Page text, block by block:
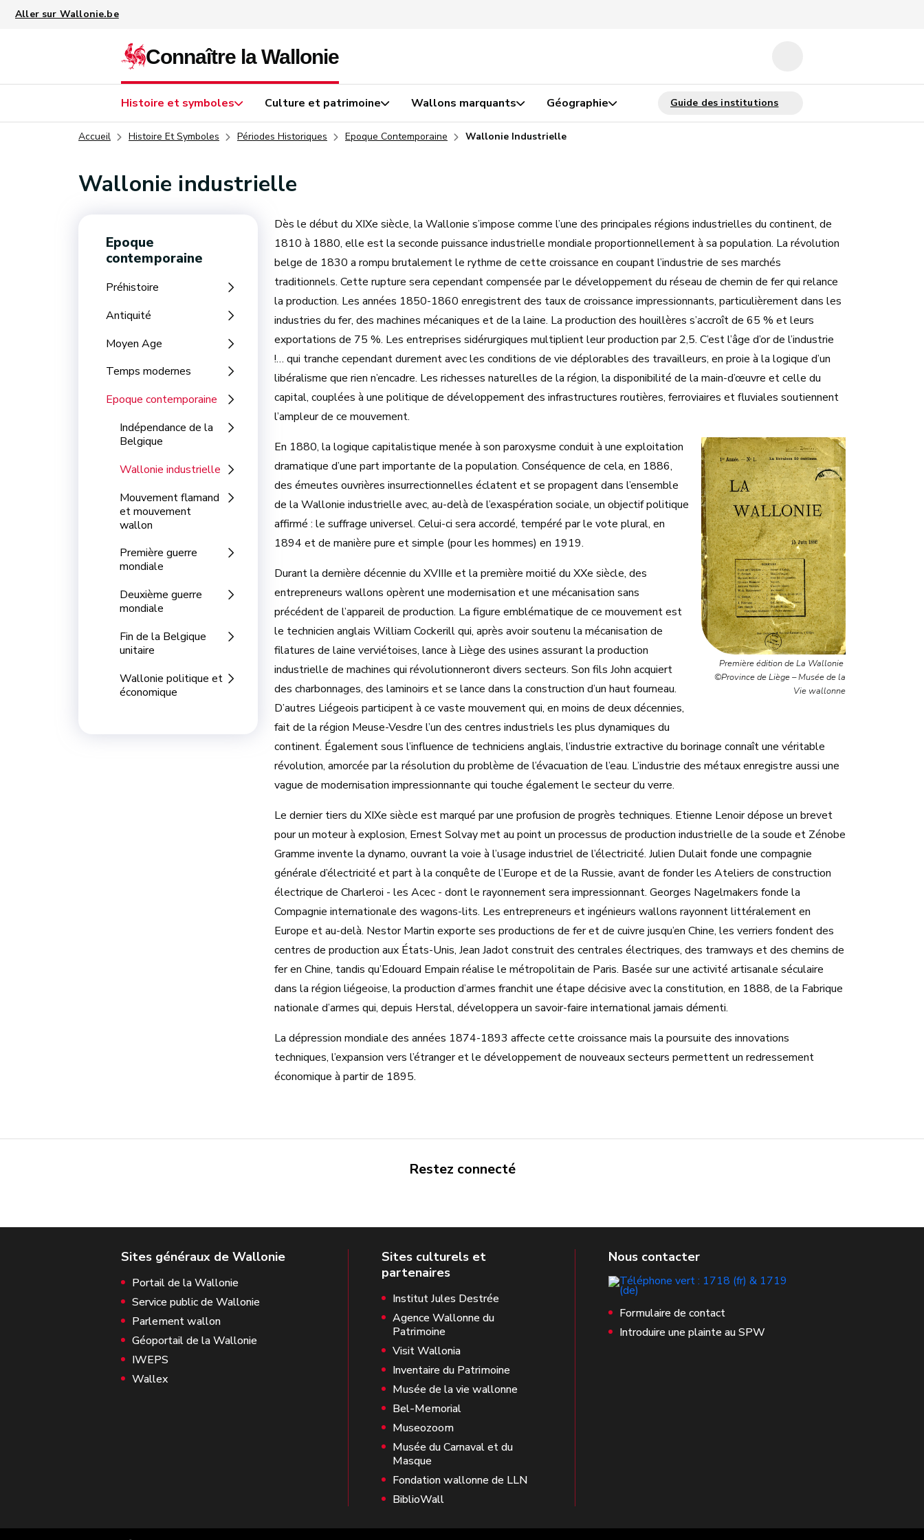
Histoire et symboles Culture et patrimoine Wallons marquants Géographie
Accueil Histoire Et Symboles Périodes Historiques Epoque Contemporaine Wallonie Industrielle
Wallonie industrielle
Epoque
contemporaine
Préhistoire
Antiquité
Moyen Age
Temps modernes
Epoque contemporaine
Indépendance de la
Belgique
Wallonie industrielle
Mouvement flamand
et mouvement
wallon
Première guerre
mondiale
Deuxième guerre
mondiale
Fin de la Belgique
unitaire
Wallonie politique et
économique
Dès le début du XIXe siècle, la Wallonie s’impose comme l’une des principales régions industrielles du continent, de
1810 à 1880, elle est la seconde puissance industrielle mondiale proportionnellement à sa population. La révolution
belge de 1830 a rompu brutalement le rythme de cette croissance en coupant l’industrie de ses marchés
traditionnels. Cette rupture sera cependant compensée par le développement du réseau de chemin de fer qui relance
la production. Les années 1850-1860 enregistrent des taux de croissance impressionnants, particulièrement dans les
industries du fer, des machines mécaniques et de la laine. La production des houillères s’accroît de 65 % et leurs
exportations de 75 %. Les entreprises sidérurgiques multiplient leur production par 2,5. C’est l’âge d’or de l’industrie
!… qui tranche cependant durement avec les conditions de vie déplorables des travailleurs, en proie à la logique d’un
libéralisme que rien n’encadre. Les richesses naturelles de la région, la disponibilité de la main-d’œuvre et celle du
capital, couplées à une politique de développement des infrastructures routières, ferroviaires et fluviales soutiennent
l’ampleur de ce mouvement.
Première édition de La Wallonie
©Province de Liège – Musée de la
Vie wallonne
En 1880, la logique capitalistique menée à son paroxysme conduit à une exploitation
dramatique d’une part importante de la population. Conséquence de cela, en 1886,
des émeutes ouvrières insurrectionnelles éclatent et se propagent dans l’ensemble
de la Wallonie industrielle avec, au-delà de l’exaspération sociale, un objectif politique
affirmé : le suffrage universel. Celui-ci sera accordé, tempéré par le vote plural, en
1894 et de manière pure et simple (pour les hommes) en 1919.
Durant la dernière décennie du XVIIIe et la première moitié du XXe siècle, des
entrepreneurs wallons opèrent une modernisation et une mécanisation sans
précédent de l’appareil de production. La figure emblématique de ce mouvement est
le technicien anglais William Cockerill qui, après avoir soutenu la mécanisation de
filatures de laine verviétoises, lance à Liège des usines assurant la production
industrielle de machines qui révolutionneront divers secteurs. Son fils John acquiert
des charbonnages, des laminoirs et se lance dans la construction d’un haut fourneau.
D’autres Liégeois participent à ce vaste mouvement qui, en moins de deux décennies,
fait de la région Meuse-Vesdre l’un des centres industriels les plus dynamiques du
continent. Également sous l’influence de techniciens anglais, l’industrie extractive du borinage connaît une véritable
révolution, amorcée par la résolution du problème de l’évacuation de l’eau. L’industrie des métaux enregistre aussi une
vague de modernisation impressionnante qui touche également le secteur du verre.
Le dernier tiers du XIXe siècle est marqué par une profusion de progrès techniques. Etienne Lenoir dépose un brevet
pour un moteur à explosion, Ernest Solvay met au point un processus de production industrielle de la soude et Zénobe
Gramme invente la dynamo, ouvrant la voie à l’usage industriel de l’électricité. Julien Dulait fonde une compagnie
générale d’électricité et part à la conquête de l’Europe et de la Russie, avant de fonder les Ateliers de construction
électrique de Charleroi - les Acec - dont le rayonnement sera impressionnant. Georges Nagelmakers fonde la
Compagnie internationale des wagons-lits. Les entrepreneurs et ingénieurs wallons rayonnent littéralement en
Europe et au-delà. Nestor Martin exporte ses productions de fer et de cuivre jusqu’en Chine, les verriers fondent des
centres de production aux États-Unis, Jean Jadot construit des centrales électriques, des tramways et des chemins de
fer en Chine, tandis qu’Edouard Empain réalise le métropolitain de Paris. Basée sur une activité artisanale séculaire
dans la région liégeoise, la production d’armes franchit une étape décisive avec la constitution, en 1888, de la Fabrique
nationale d’armes qui, depuis Herstal, développera un savoir-faire international jamais démenti.
La dépression mondiale des années 1874-1893 affecte cette croissance mais la poursuite des innovations
techniques, l’expansion vers l’étranger et le développement de nouveaux secteurs permettent un redressement
économique à partir de 1895.
Restez connecté
Portail de la Wallonie
Service public de Wallonie
Parlement wallon
Géoportail de la Wallonie
IWEPS
Wallex
Institut Jules Destrée
Agence Wallonne du
Patrimoine
Visit Wallonia
Inventaire du Patrimoine
Musée de la vie wallonne
Bel-Memorial
Museozoom
Musée du Carnaval et du
Masque
Fondation wallonne de LLN
BiblioWall
Formulaire de contact
Introduire une plainte au SPW